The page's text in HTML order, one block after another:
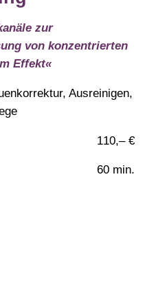
zur
von konzentrierten
Effekt«
Ausreinigen,
110,– €
60 min.